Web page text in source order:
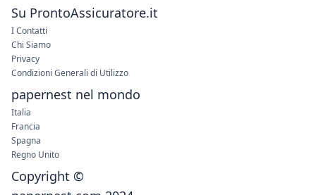
Su ProntoAssicuratore.it
I Contatti
Chi Siamo
Privacy
Condizioni Generali di Utilizzo
papernest nel mondo
Italia
Francia
Spagna
Regno Unito
Copyright ©